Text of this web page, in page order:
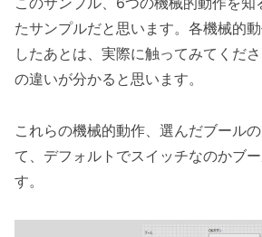
たサンプルだと思います。各機械的
したあとは、実際に触ってみてくだ
の違いが分かると思います。
これらの機械的動作、選んだブール
て、デフォルトでスイッチなのかブ
す。